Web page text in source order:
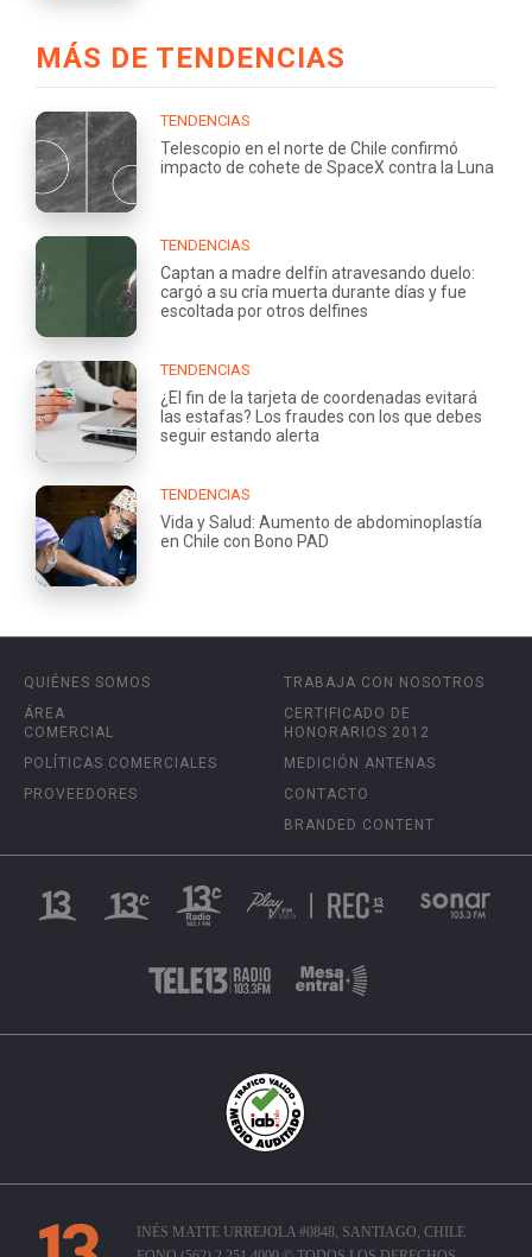
MÁS DE TENDENCIAS
TENDENCIAS
Telescopio en el norte de Chile confirmó
impacto de cohete de SpaceX contra la Luna
TENDENCIAS
Captan a madre delfín atravesando duelo:
cargó a su cría muerta durante días y fue
escoltada por otros delfines
TENDENCIAS
¿El fin de la tarjeta de coordenadas evitará
las estafas? Los fraudes con los que debes
seguir estando alerta
TENDENCIAS
Vida y Salud: Aumento de abdominoplastía
en Chile con Bono PAD
QUIÉNES SOMOS
ÁREA
COMERCIAL
POLÍTICAS COMERCIALES
PROVEEDORES
TRABAJA CON NOSOTROS
CERTIFICADO DE
HONORARIOS 2012
MEDICIÓN ANTENAS
CONTACTO
BRANDED CONTENT
INÉS MATTE URREJOLA #0848, SANTIAGO, CHILE